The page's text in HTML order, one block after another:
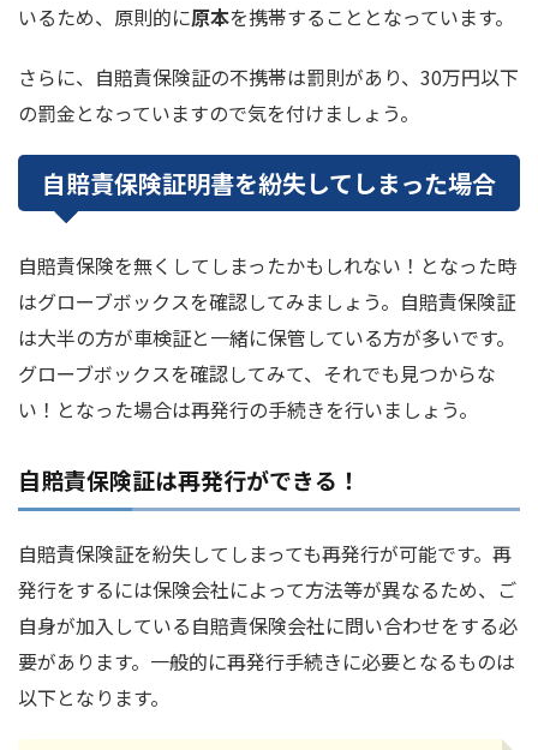
いるため、原則的に原本を携帯することとなっています。
さらに、自賠責保険証の不携帯は罰則があり、30万円以下
の罰金となっていますので気を付けましょう。
自賠責保険証明書を紛失してしまった場合
自賠責保険を無くしてしまったかもしれない！となった時
はグローブボックスを確認してみましょう。自賠責保険証
は大半の方が車検証と一緒に保管している方が多いです。
グローブボックスを確認してみて、それでも見つからな
い！となった場合は再発行の手続きを行いましょう。
自賠責保険証は再発行ができる！
自賠責保険証を紛失してしまっても再発行が可能です。再
発行をするには保険会社によって方法等が異なるため、ご
自身が加入している自賠責保険会社に問い合わせをする必
要があります。一般的に再発行手続きに必要となるものは
以下となります。